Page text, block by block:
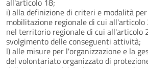
i) alla definizione di criteri e modalità
mobilitazione regionale di cui all'articolo
nel territorio regionale di cui all'articolo
svolgimento delle conseguenti attività;
l) alle misure per l'organizzazione e la
del volontariato organizzato di